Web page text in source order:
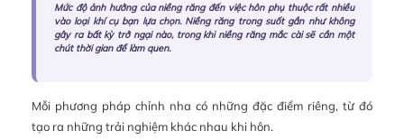
Mức độ ảnh hưởng của niềng răng đến việc hôn phụ thuộc rất nhiều
vào loại khí cụ bạn lựa chọn. Niềng răng trong suốt gần như không
gây ra bất kỳ trở ngại nào, trong khi niềng răng mắc cài sẽ cần một
chút thời gian để làm quen.
Mỗi phương pháp chỉnh nha có những đặc điểm riêng, từ đó
tạo ra những trải nghiệm khác nhau khi hôn.